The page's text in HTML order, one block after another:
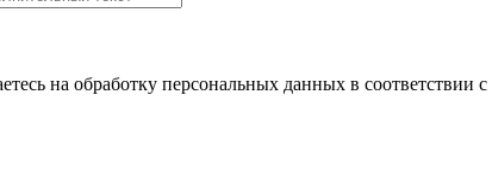
на обработку персональных данных в соответствии с